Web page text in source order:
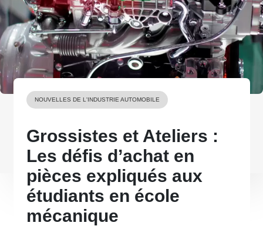
NOUVELLES DE L'INDUSTRIE AUTOMOBILE
Grossistes et Ateliers :
Les défis d’achat en
pièces expliqués aux
étudiants en école
mécanique